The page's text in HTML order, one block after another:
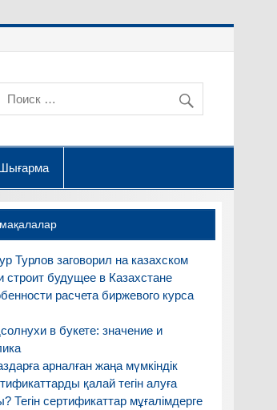
Турлов заговорил на казахском
строит будущее в Казахстане
расчета биржевого курса
в букете: значение и
арналған жаңа мүмкіндік
қалай тегін алуға
Тегін сертификаттар мұғалімдерге